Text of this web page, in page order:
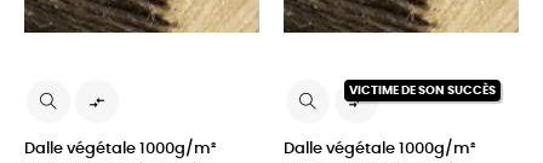

Dalle végétale 1000g/m²
VICTIME DE SON SUCCÈS

Dalle végétale 1000g/m²